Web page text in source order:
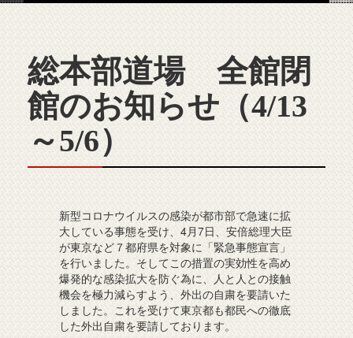
総本部道場 全館閉
館のお知らせ（4/13
～5/6）
新型コロナウイルスの感染が都市部で急速に拡
大している事態を受け、4月7日、安倍総理大臣
が東京など７都府県を対象に「緊急事態宣言」
を行いました。そしてこの措置の実効性を高め
爆発的な感染拡大を防ぐ為に、人と人との接触
機会を極力減らすよう、外出の自粛を要請いた
しました。これを受けて東京都も都民への徹底
した外出自粛を要請しております。